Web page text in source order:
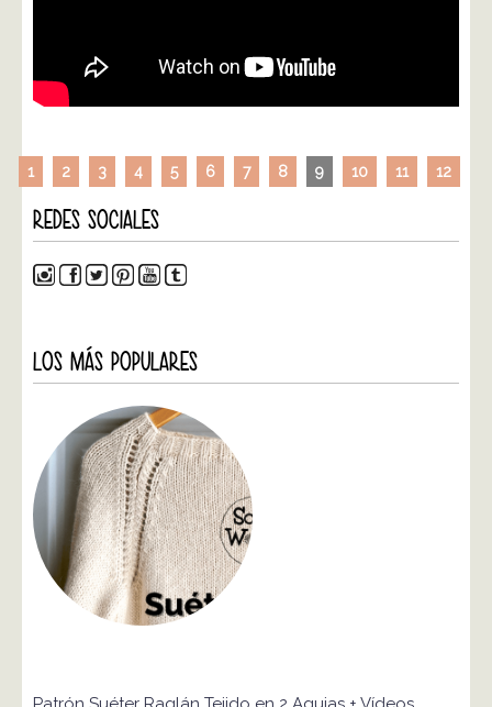
1 2 3 4 5 6 7 8 9 10 11 12
REDES SOCIALES
LOS MÁS POPULARES